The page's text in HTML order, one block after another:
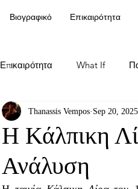
Βιογραφικό Επικαιρότητα
Επικαιρότητα What If
Η Κάλπικη
Ανάλυση
Thanassis Vempos Sep 20, 2025